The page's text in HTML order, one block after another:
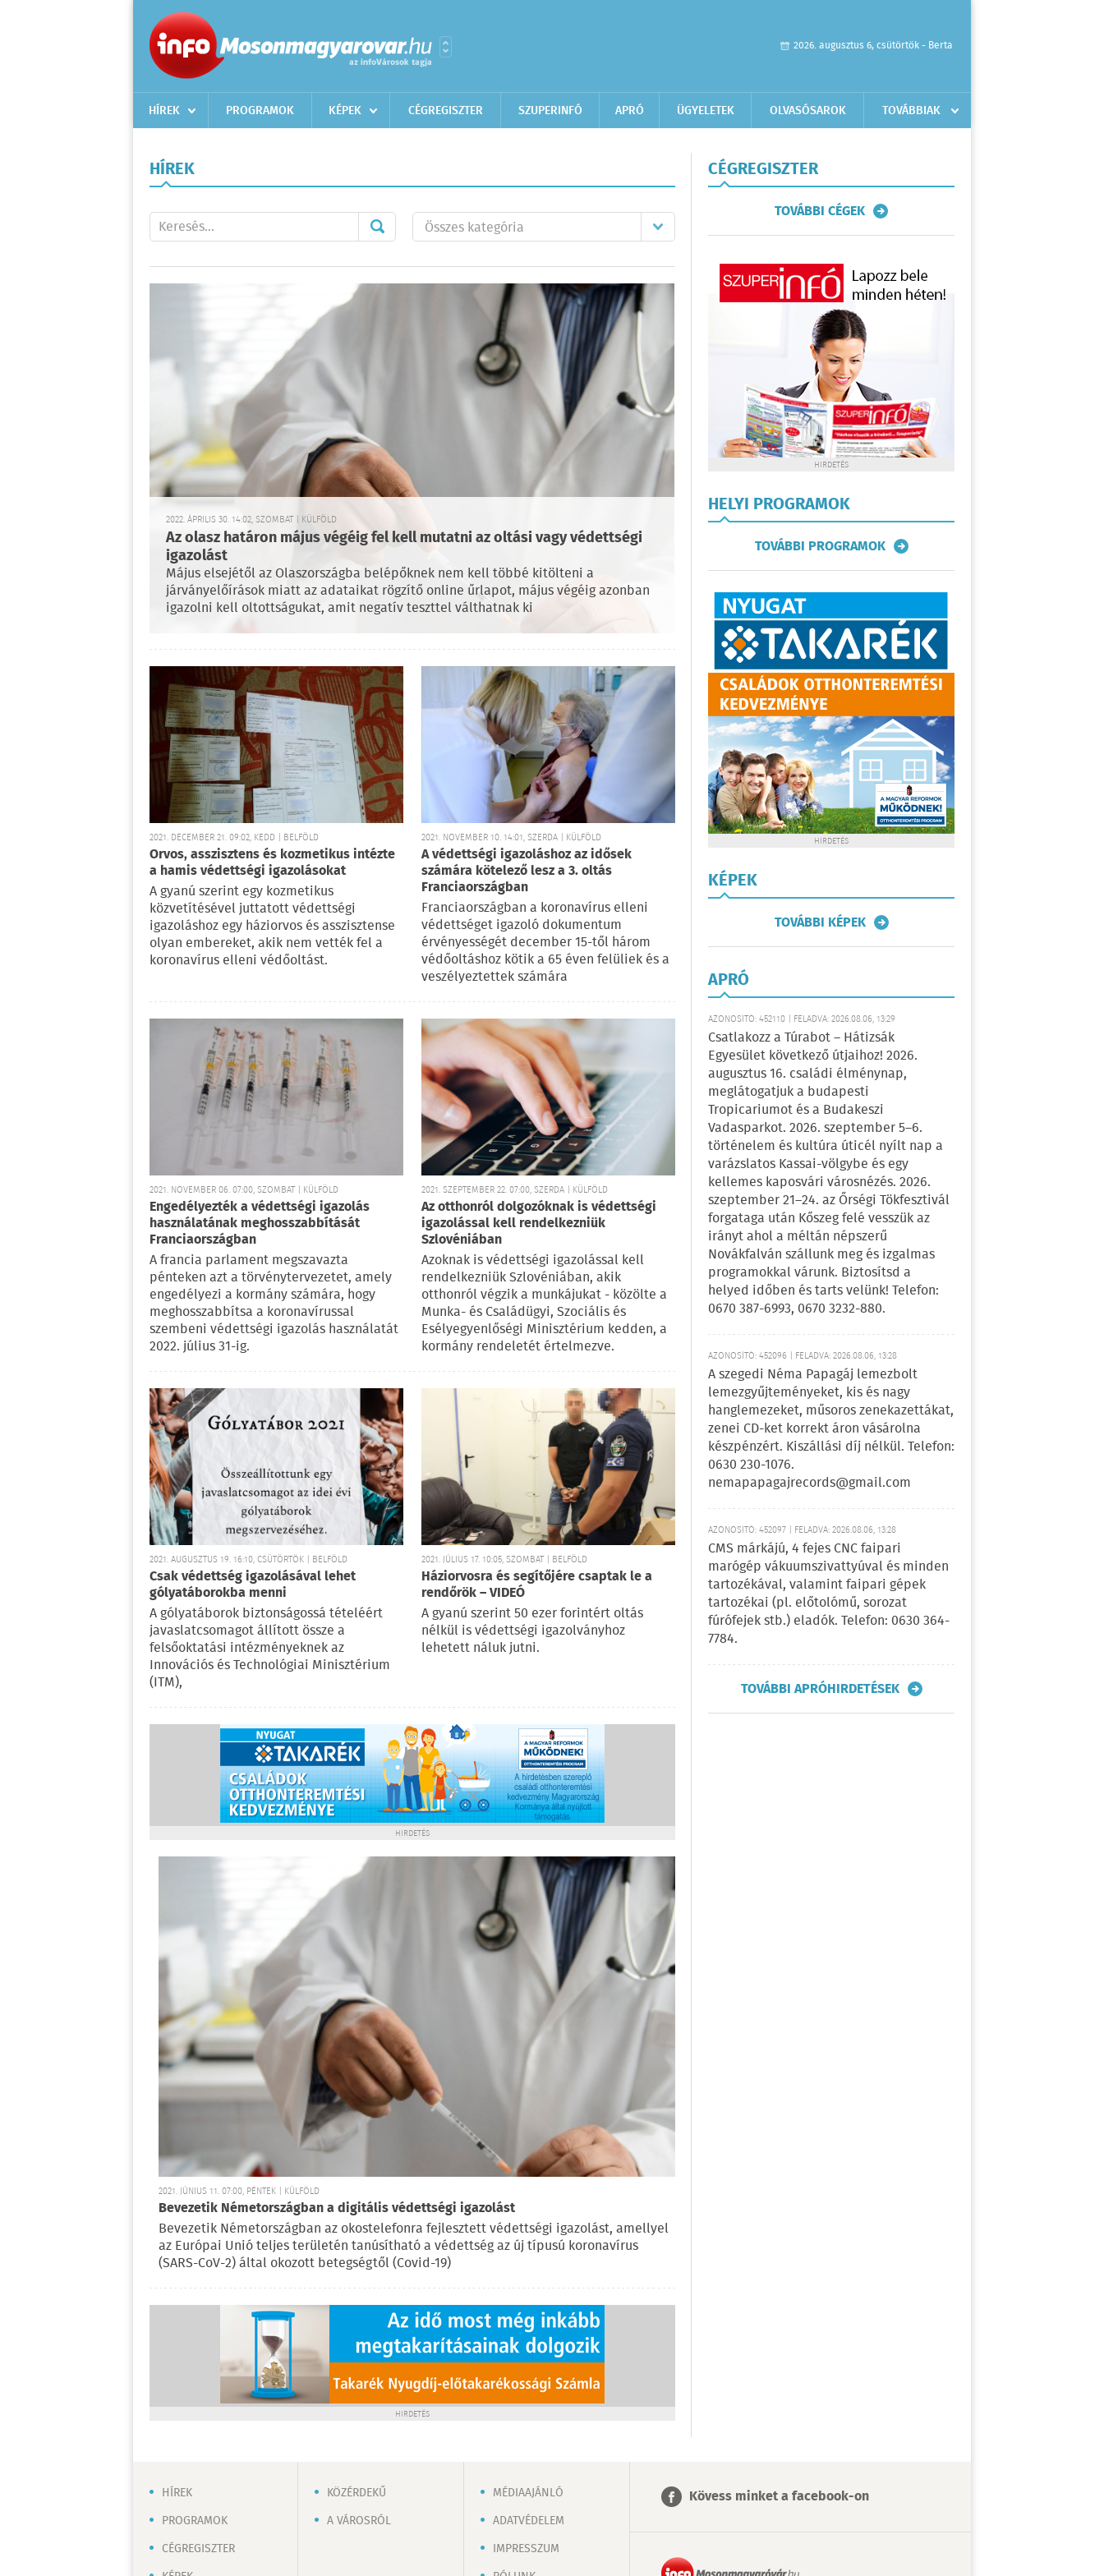
2026. augusztus 6, csütörtök - Berta
HÍREK PROGRAMOK KÉPEK CÉGREGISZTER SZUPERINFÓ APRÓ ÜGYELETEK OLVASÓSAROK TOVÁBBIAK
HÍREK
2022. ÁPRILIS 30. 14:02, SZOMBAT | KÜLFÖLD
Az olasz határon május végéig fel kell mutatni az oltási vagy védettségi
igazolást
Május elsejétől az Olaszországba belépőknek nem kell többé kitölteni a
járványelőírások miatt az adataikat rögzítő online űrlapot, május végéig azonban
igazolni kell oltottságukat, amit negatív teszttel válthatnak ki
2021. DECEMBER 21. 09:02, KEDD | BELFÖLD
Orvos, asszisztens és kozmetikus intézte
a hamis védettségi igazolásokat
A gyanú szerint egy kozmetikus
közvetítésével juttatott védettségi
igazoláshoz egy háziorvos és asszisztense
olyan embereket, akik nem vették fel a
koronavírus elleni védőoltást.
2021. NOVEMBER 10. 14:01, SZERDA | KÜLFÖLD
A védettségi igazoláshoz az idősek
számára kötelező lesz a 3. oltás
Franciaországban
Franciaországban a koronavírus elleni
védettséget igazoló dokumentum
érvényességét december 15-től három
védőoltáshoz kötik a 65 éven felüliek és a
veszélyeztettek számára
2021. NOVEMBER 06. 07:00, SZOMBAT | KÜLFÖLD
Engedélyezték a védettségi igazolás
használatának meghosszabbítását
Franciaországban
A francia parlament megszavazta
pénteken azt a törvénytervezetet, amely
engedélyezi a kormány számára, hogy
meghosszabbítsa a koronavírussal
szembeni védettségi igazolás használatát
2022. július 31-ig.
2021. SZEPTEMBER 22. 07:00, SZERDA | KÜLFÖLD
Az otthonról dolgozóknak is védettségi
igazolással kell rendelkezniük
Szlovéniában
Azoknak is védettségi igazolással kell
rendelkezniük Szlovéniában, akik
otthonról végzik a munkájukat - közölte a
Munka- és Családügyi, Szociális és
Esélyegyenlőségi Minisztérium kedden, a
kormány rendeletét értelmezve.
2021. AUGUSZTUS 19. 16:10, CSÜTÖRTÖK | BELFÖLD
Csak védettség igazolásával lehet
gólyatáborokba menni
A gólyatáborok biztonságossá tételéért
javaslatcsomagot állított össze a
felsőoktatási intézményeknek az
Innovációs és Technológiai Minisztérium
(ITM),
2021. JÚLIUS 17. 10:05, SZOMBAT | BELFÖLD
Háziorvosra és segítőjére csaptak le a
rendőrök – VIDEÓ
A gyanú szerint 50 ezer forintért oltás
nélkül is védettségi igazolványhoz
lehetett náluk jutni.
HIRDETÉS
2021. JÚNIUS 11. 07:00, PÉNTEK | KÜLFÖLD
Bevezetik Németországban a digitális védettségi igazolást
Bevezetik Németországban az okostelefonra fejlesztett védettségi igazolást, amellyel
az Európai Unió teljes területén tanúsítható a védettség az új típusú koronavírus
(SARS-CoV-2) által okozott betegségtől (Covid-19)
HIRDETÉS
CÉGREGISZTER
TOVÁBBI CÉGEK
HIRDETÉS
HELYI PROGRAMOK
TOVÁBBI PROGRAMOK
HIRDETÉS
KÉPEK
TOVÁBBI KÉPEK
APRÓ
AZONOSÍTÓ: 452110 | FELADVA: 2026.08.06, 13:29
Csatlakozz a Túrabot – Hátizsák
Egyesület következő útjaihoz! 2026.
augusztus 16. családi élménynap,
meglátogatjuk a budapesti
Tropicariumot és a Budakeszi
Vadasparkot. 2026. szeptember 5–6.
történelem és kultúra úticél nyílt nap a
varázslatos Kassai-völgybe és egy
kellemes kaposvári városnézés. 2026.
szeptember 21–24. az Őrségi Tökfesztivál
forgataga után Kőszeg felé vesszük az
irányt ahol a méltán népszerű
Novákfalván szállunk meg és izgalmas
programokkal várunk. Biztosítsd a
helyed időben és tarts velünk! Telefon:
0670 387-6993, 0670 3232-880.
AZONOSÍTÓ: 452096 | FELADVA: 2026.08.06, 13:28
A szegedi Néma Papagáj lemezbolt
lemezgyűjteményeket, kis és nagy
hanglemezeket, műsoros zenekazettákat,
zenei CD-ket korrekt áron vásárolna
készpénzért. Kiszállási díj nélkül. Telefon:
0630 230-1076.
nemapapagajrecords@gmail.com
AZONOSÍTÓ: 452097 | FELADVA: 2026.08.06, 13:28
CMS márkájú, 4 fejes CNC faipari
marógép vákuumszivattyúval és minden
tartozékával, valamint faipari gépek
tartozékai (pl. előtolómű, sorozat
fúrófejek stb.) eladók. Telefon: 0630 364-
7784.
TOVÁBBI APRÓHIRDETÉSEK
HÍREK
PROGRAMOK
CÉGREGISZTER
KÖZÉRDEKŰ
A VÁROSRÓL
MÉDIAAJÁNLÓ
ADATVÉDELEM
IMPRESSZUM
Kövess minket a facebook-on